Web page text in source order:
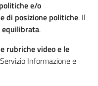
e/o
di posizione politiche. Il
equilibrata.
rubriche video e le
Informazione e